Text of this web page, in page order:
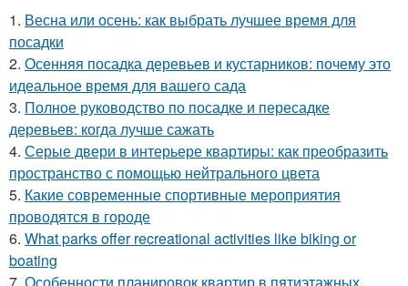
1. Весна или осень: как выбрать лучшее время для
посадки
2. Осенняя посадка деревьев и кустарников: почему это
идеальное время для вашего сада
3. Полное руководство по посадке и пересадке
деревьев: когда лучше сажать
4. Серые двери в интерьере квартиры: как преобразить
пространство с помощью нейтрального цвета
5. Какие современные спортивные мероприятия
проводятся в городе
6. What parks offer recreational activities like biking or
boating